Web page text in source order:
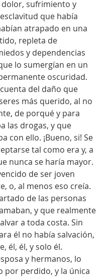
sufrimiento y
que había
atrapado en una
repleta de
y dependencias
lo sumergían en un
oscuridad.
del daño que
más querido, al no
de porqué y para
las drogas, y que
con ello. ¡Bueno, si! Se
tal como era y, a
nunca se haría mayor.
de ser joven
o, al menos eso creía.
de las personas
y que realmente
a toda costa. Sin
él no había salvación,
él, él, y solo él.
y hermanos, lo
por perdido, y la única